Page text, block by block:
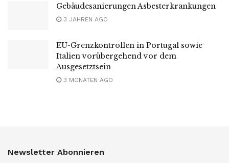
Gebäudesanierungen Asbesterkrankungen
3 JAHREN AGO
EU-Grenzkontrollen in Portugal sowie
Italien vorübergehend vor dem
Ausgesetztsein
3 MONATEN AGO
Newsletter Abonnieren